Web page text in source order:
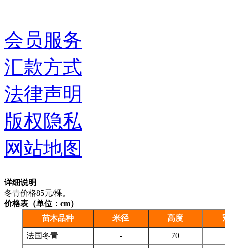
详细说明
冬青价格85元/棵。
价格表（单位：cm）
苗木品种
米径 高度
法国冬青 - 70
会员服务
汇款方式
法律声明
版权隐私
网站地图